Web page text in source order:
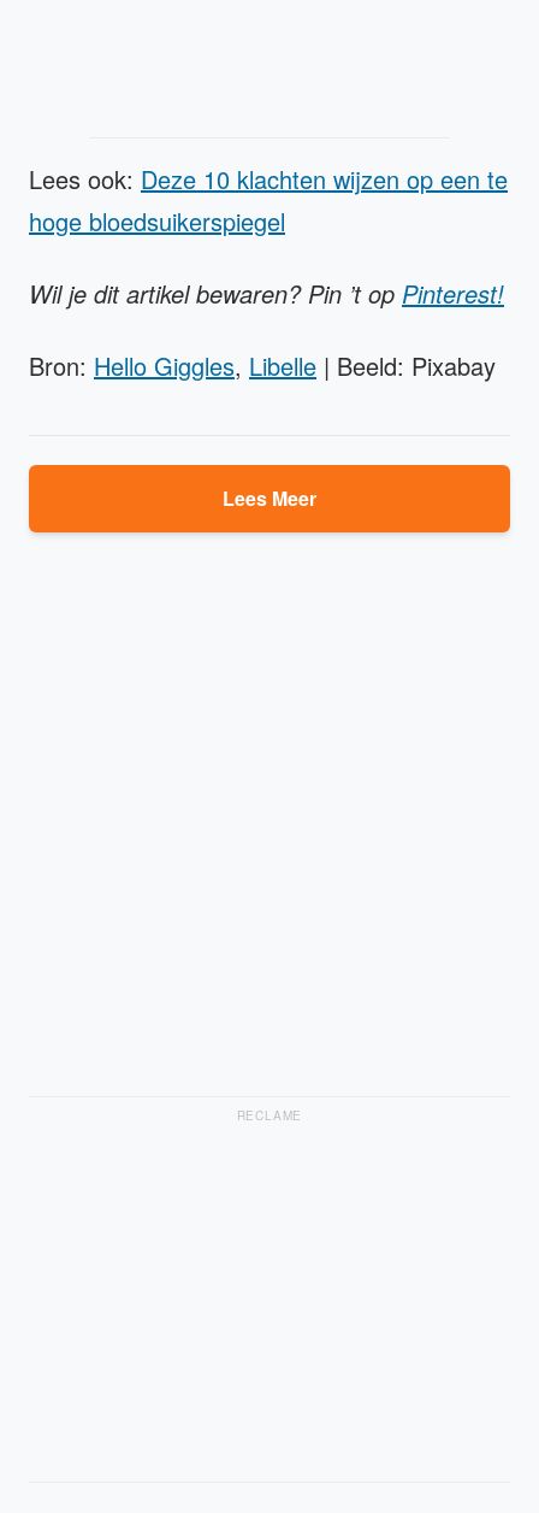
Lees ook: Deze 10 klachten wijzen op een te
hoge bloedsuikerspiegel
Wil je dit artikel bewaren? Pin ’t op Pinterest!
Bron: Hello Giggles, Libelle | Beeld: Pixabay
Lees Meer
RECLAME